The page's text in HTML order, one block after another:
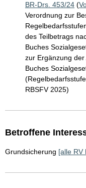
BR-Drs. 453/24 (
Verordnung zur
des Teilbetrags
Buches
zur Ergänzung
Buches
RBSFV 2025)
Betroffene
Grundsicherung [alle RV